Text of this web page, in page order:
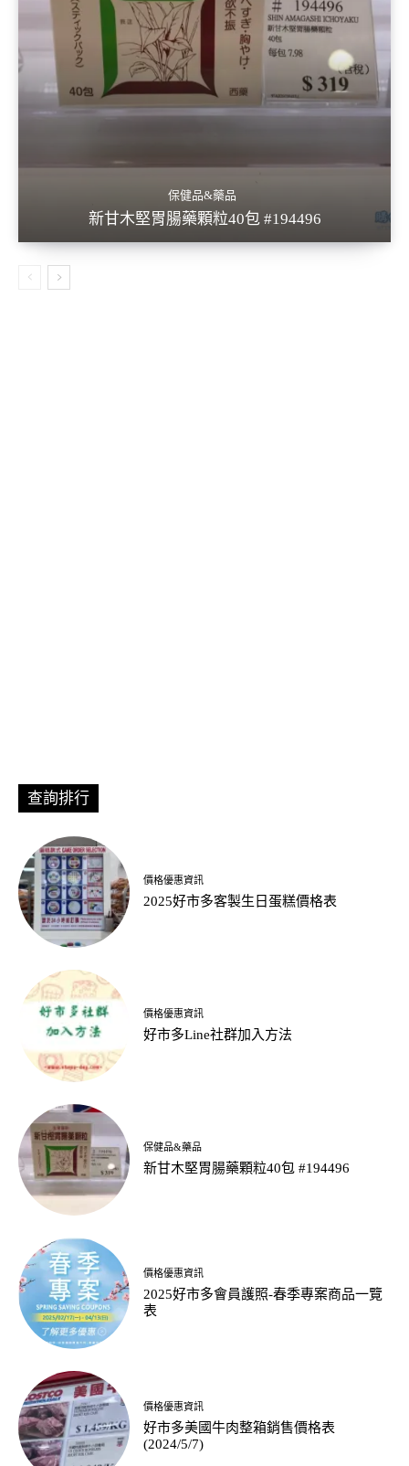
保健品&藥品
新甘木堅胃腸藥顆粒40包 #194496
查詢排行
價格優惠資訊
2025好市多客製生日蛋糕價格表
價格優惠資訊
好市多Line社群加入方法
保健品&藥品
新甘木堅胃腸藥顆粒40包 #194496
價格優惠資訊
2025好市多會員護照-春季專案商品一覽
表
價格優惠資訊
好市多美國牛肉整箱銷售價格表
(2024/5/7)